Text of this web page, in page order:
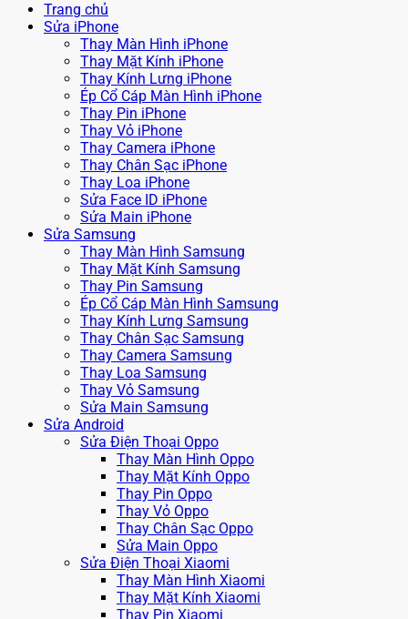
Trang chủ
Sửa iPhone
Thay Màn Hình iPhone
Thay Mặt Kính iPhone
Thay Kính Lưng iPhone
Ép Cổ Cáp Màn Hình iPhone
Thay Pin iPhone
Thay Vỏ iPhone
Thay Camera iPhone
Thay Chân Sạc iPhone
Thay Loa iPhone
Sửa Face ID iPhone
Sửa Main iPhone
Sửa Samsung
Thay Màn Hình Samsung
Thay Mặt Kính Samsung
Thay Pin Samsung
Ép Cổ Cáp Màn Hình Samsung
Thay Kính Lưng Samsung
Thay Chân Sạc Samsung
Thay Camera Samsung
Thay Loa Samsung
Thay Vỏ Samsung
Sửa Main Samsung
Sửa Android
Sửa Điện Thoại Oppo
Thay Màn Hình Oppo
Thay Mặt Kính Oppo
Thay Pin Oppo
Thay Vỏ Oppo
Thay Chân Sạc Oppo
Sửa Main Oppo
Sửa Điện Thoại Xiaomi
Thay Màn Hình Xiaomi
Thay Mặt Kính Xiaomi
Thay Pin Xiaomi